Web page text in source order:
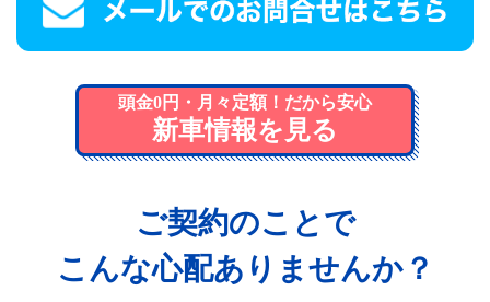
頭金0円・月々定額！だから安心
新車情報を見る
ご契約のことで
こんな心配ありませんか？